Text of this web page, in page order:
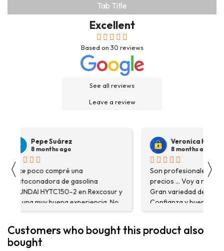
Tab Title
Excellent
Based on 30 reviews
See all reviews
Leave a review
〈
Pepe Suárez
8 months ago
Hace poco compré una
destoconadora de gasolina
HYUNDAI HYTC150-2 en Rexcosur y
fue una muy buena experiencia. No
solo me encontré el producto que
asesoraron y explicaron con
detalle para asegurarme de que
Veronica Hidalgo
8 months ago
Son profesionales ,
precios ... Voy a repetir
Gran variedad de
Confianza y buen servicio.
〉
Customers who bought this product also
bought